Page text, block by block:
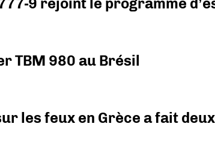
9 rejoint le programme
TBM 980 au Brésil
les feux en Grèce a fait